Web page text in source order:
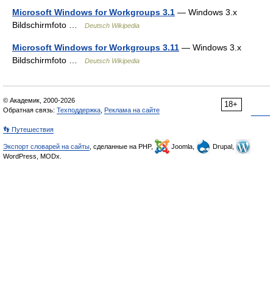
Microsoft Windows for Workgroups 3.1 — Windows 3.x
Bildschirmfoto …
Deutsch Wikipedia
Microsoft Windows for Workgroups 3.11 — Windows 3.x
Bildschirmfoto …
Deutsch Wikipedia
18+
© Академик, 2000-2026
Обратная связь: Техподдержка Реклама на сайте
👣 Путешествия
Экспорт словарей на сайты , сделанные на PHP, Joomla,
Drupal,
WordPress, MODx.